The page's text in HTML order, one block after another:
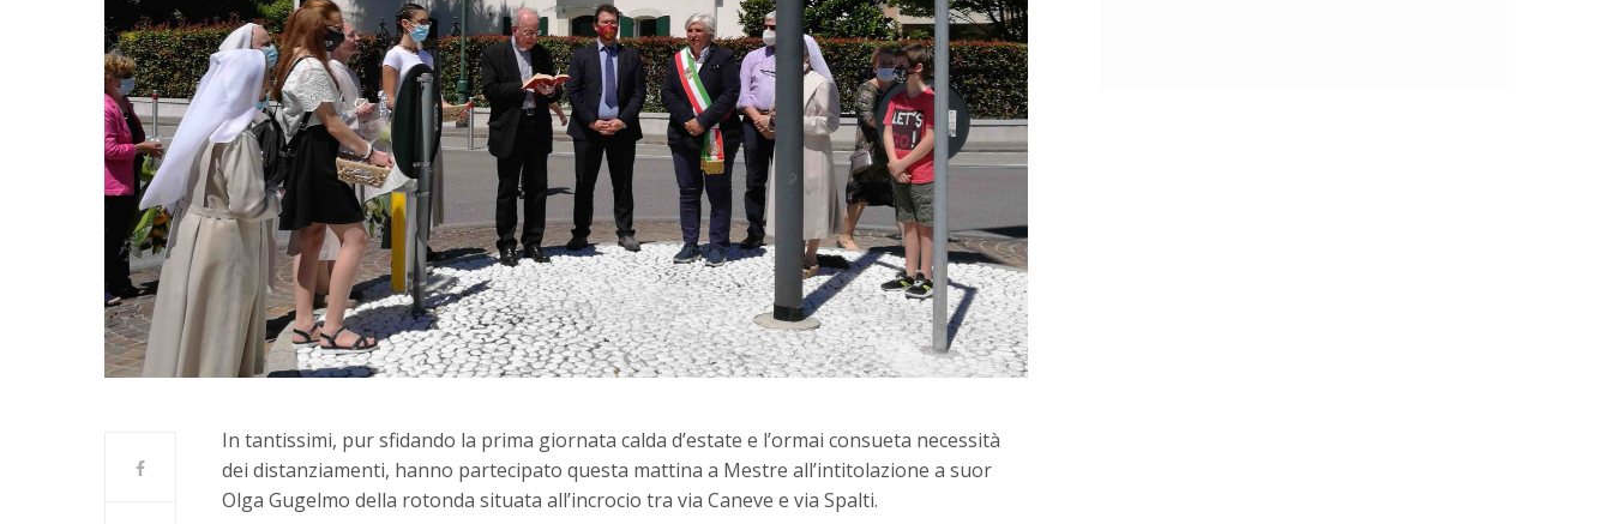
In tantissimi, pur sfidando la prima giornata calda d’estate e l’ormai consueta necessità
dei distanziamenti, hanno partecipato questa mattina a Mestre all’intitolazione a suor
Olga Gugelmo della rotonda situata all’incrocio tra via Caneve e via Spalti.